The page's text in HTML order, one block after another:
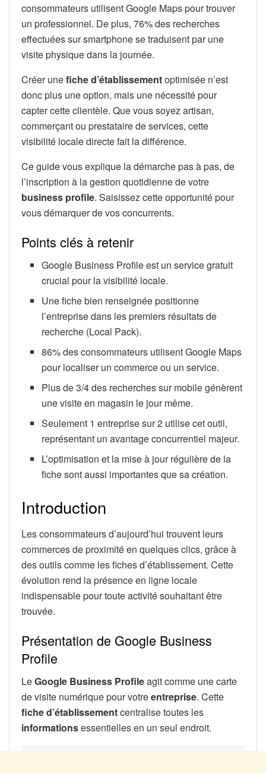
consommateurs utilisent Google Maps pour trouver
un professionnel. De plus, 76% des recherches
effectuées sur smartphone se traduisent par une
visite physique dans la journée.
Créer unefiche d’établissementoptimisée n’est
donc plus une option, mais une nécessité pour
capter cette clientèle. Que vous soyez artisan,
commerçant ou prestataire de services, cette
visibilité locale directe fait la différence.
Ce guide vous explique la démarche pas à pas, de
l’inscription à la gestion quotidienne de votre
business profile. Saisissez cette opportunité pour
vous démarquer de vos concurrents.
Points clés à retenir
Google Business Profile est un service gratuit
crucial pour la visibilité locale.
Une fiche bien renseignée positionne
l’entreprise dans les premiers résultats de
recherche (Local Pack).
86% des consommateurs utilisent Google Maps
pour localiser un commerce ou un service.
Plus de 3/4 des recherches sur mobile génèrent
une visite en magasin le jour même.
Seulement 1 entreprise sur 2 utilise cet outil,
représentant un avantage concurrentiel majeur.
L’optimisation et la mise à jour régulière de la
fiche sont aussi importantes que sa création.
Introduction
Les consommateurs d’aujourd’hui trouvent leurs
commerces de proximité en quelques clics, grâce à
des outils comme les fiches d’établissement. Cette
évolution rend la présence en ligne locale
indispensable pour toute activité souhaitant être
trouvée.
Présentation de Google Business
Profile
LeGoogle Business Profileagit comme une carte
de visite numérique pour votreentreprise. Cette
fiche d’établissementcentralise toutes les
informationsessentielles en un seul endroit.